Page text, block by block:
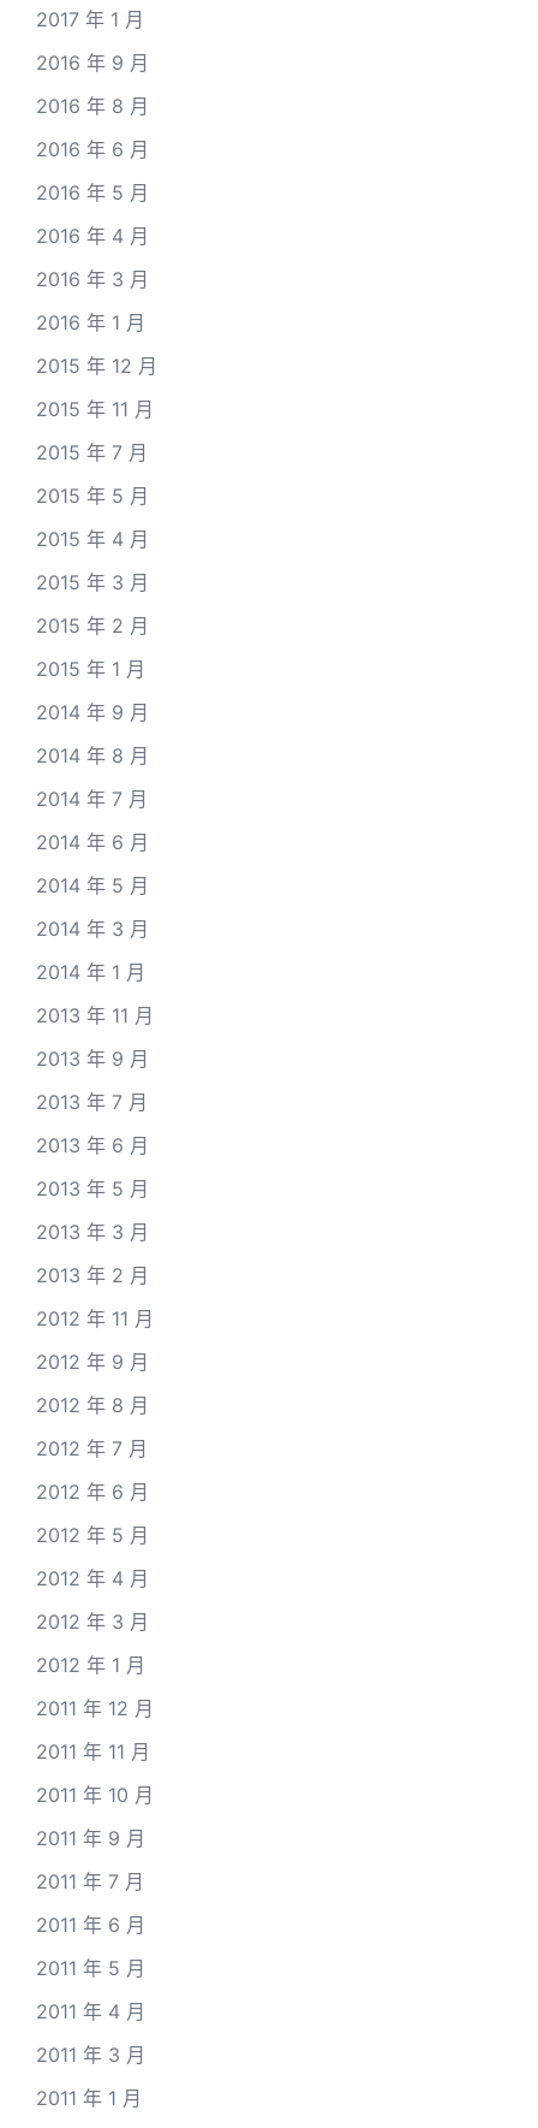
2017 年 1 月
2016 年 9 月
2016 年 8 月
2016 年 6 月
2016 年 5 月
2016 年 4 月
2016 年 3 月
2016 年 1 月
2015 年 12 月
2015 年 11 月
2015 年 7 月
2015 年 5 月
2015 年 4 月
2015 年 3 月
2015 年 2 月
2015 年 1 月
2014 年 9 月
2014 年 8 月
2014 年 7 月
2014 年 6 月
2014 年 5 月
2014 年 3 月
2014 年 1 月
2013 年 11 月
2013 年 9 月
2013 年 7 月
2013 年 6 月
2013 年 5 月
2013 年 3 月
2013 年 2 月
2012 年 11 月
2012 年 9 月
2012 年 8 月
2012 年 7 月
2012 年 6 月
2012 年 5 月
2012 年 4 月
2012 年 3 月
2012 年 1 月
2011 年 12 月
2011 年 11 月
2011 年 10 月
2011 年 9 月
2011 年 7 月
2011 年 6 月
2011 年 5 月
2011 年 4 月
2011 年 3 月
2011 年 1 月